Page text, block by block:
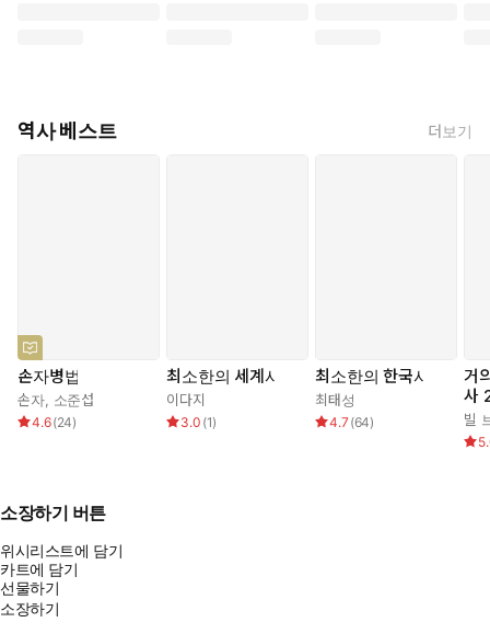
역사 베스트 더보기
손자병법
손자, 소준섭
4.6(24)
최소한의 세계사
이다지
3.0 (1)
최소한의 한국사
최태성
4.7 (64)
거
사
빌
소장하기 버튼
위시리스트에 담기
카트에 담기
선물하기
소장하기